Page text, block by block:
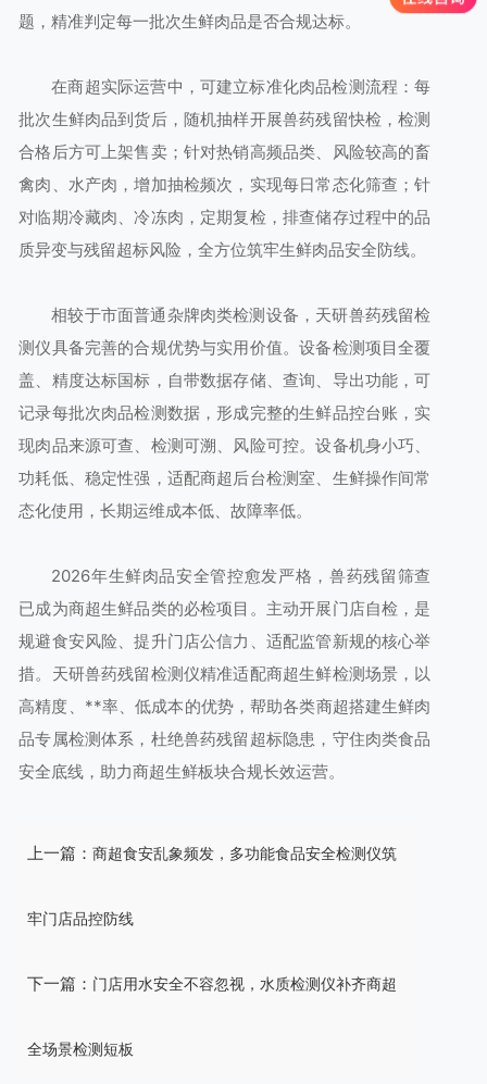
题，精准判定每一批次生鲜肉品是否合规达标。
在商超实际运营中，可建立标准化肉品检测流程：每
批次生鲜肉品到货后，随机抽样开展兽药残留快检，检测
合格后方可上架售卖；针对热销高频品类、风险较高的畜
禽肉、水产肉，增加抽检频次，实现每日常态化筛查；针
对临期冷藏肉、冷冻肉，定期复检，排查储存过程中的品
质异变与残留超标风险，全方位筑牢生鲜肉品安全防线。
相较于市面普通杂牌肉类检测设备，天研兽药残留检
测仪具备完善的合规优势与实用价值。设备检测项目全覆
盖、精度达标国标，自带数据存储、查询、导出功能，可
记录每批次肉品检测数据，形成完整的生鲜品控台账，实
现肉品来源可查、检测可溯、风险可控。设备机身小巧、
功耗低、稳定性强，适配商超后台检测室、生鲜操作间常
态化使用，长期运维成本低、故障率低。
2026年生鲜肉品安全管控愈发严格，兽药残留筛查
已成为商超生鲜品类的必检项目。主动开展门店自检，是
规避食安风险、提升门店公信力、适配监管新规的核心举
措。天研兽药残留检测仪精准适配商超生鲜检测场景，以
高精度、**率、低成本的优势，帮助各类商超搭建生鲜肉
品专属检测体系，杜绝兽药残留超标隐患，守住肉类食品
安全底线，助力商超生鲜板块合规长效运营。
上一篇： 商超食安乱象频发，多功能食品安全检测仪筑
牢门店品控防线
下一篇： 门店用水安全不容忽视，水质检测仪补齐商超
全场景检测短板